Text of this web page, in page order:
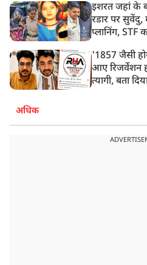
इशरत जहां के
रडार पर सुवेंदु,
प्लानिंग, STF
'1857 जैसी
आए रिजर्वेशन
त्यागी, बता
अधिक